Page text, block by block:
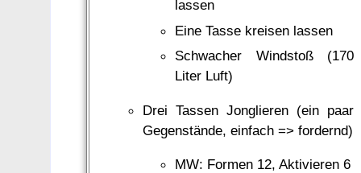
lassen
Eine Tasse kreisen lassen
Schwacher Windstoß (170
Liter Luft)
Drei Tassen Jonglieren (ein paar
Gegenstände, einfach => fordernd)
MW: Formen 12, Aktivieren 6